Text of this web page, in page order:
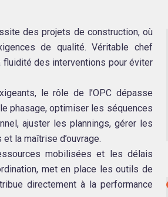
des projets de construction, où
de qualité. Véritable chef
fluidité des interventions pour éviter
le rôle de l’OPC dépasse
phasage, optimiser les séquences
ajuster les plannings, gérer les
la maîtrise d’ouvrage.
mobilisées et les délais
met en place les outils de
directement à la performance